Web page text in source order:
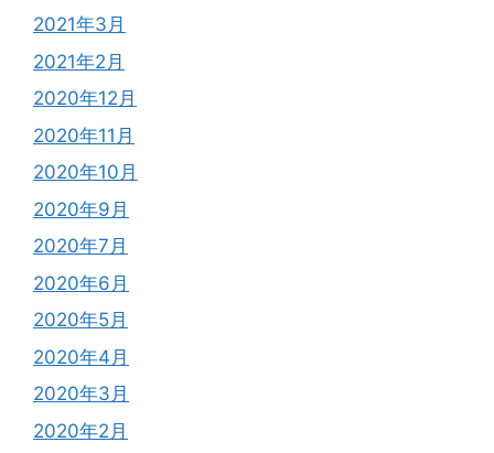
2021年3月
2021年2月
2020年12月
2020年11月
2020年10月
2020年9月
2020年7月
2020年6月
2020年5月
2020年4月
2020年3月
2020年2月